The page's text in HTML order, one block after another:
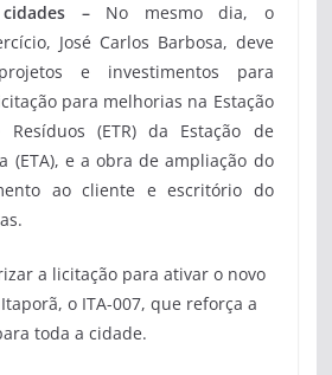
– No mesmo dia, o
José Carlos Barbosa, deve
e investimentos para
para melhorias na Estação
(ETR) da Estação de
(ETA), e a obra de ampliação do
ao cliente e escritório do
a licitação para ativar o novo
o ITA-007, que reforça a
toda a cidade.